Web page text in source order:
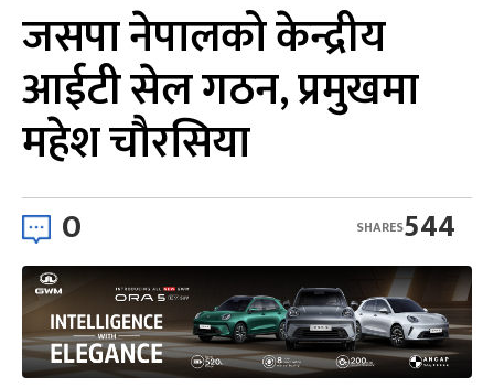
जसपा नेपालको केन्द्रीय
आईटी सेल गठन, प्रमुखमा
महेश चौरसिया
0 544
SHARES